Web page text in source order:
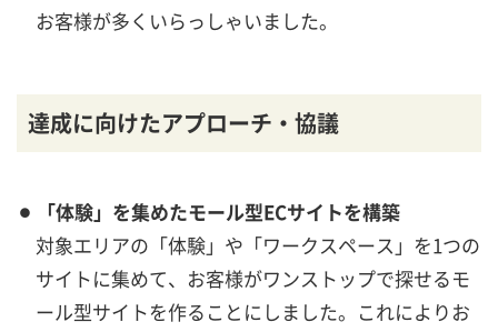
お客様が多くいらっしゃいました。
達成に向けたアプローチ・協議
⚫︎ 「体験」を集めたモール型ECサイトを構築
対象エリアの「体験」や「ワークスペース」を1つの
サイトに集めて、お客様がワンストップで探せるモ
ール型サイトを作ることにしました。これによりお